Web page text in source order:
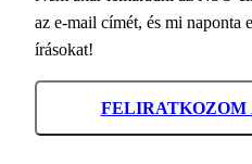
az e-mail címét, és mi
írásokat!